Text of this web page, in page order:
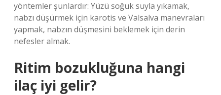
yöntemler şunlardır: Yüzü soğuk suyla yıkamak,
nabzı düşürmek için karotis ve Valsalva manevraları
yapmak, nabzın düşmesini beklemek için derin
nefesler almak.
Ritim bozukluğuna hangi
ilaç iyi gelir?